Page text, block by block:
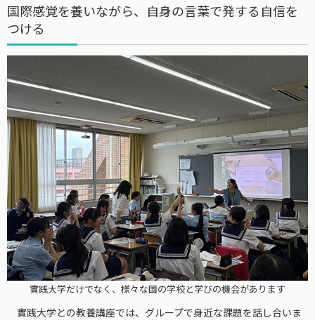
国際感覚を養いながら、自身の言葉で発する自信を
つける
實践大学だけでなく、様々な国の学校と学びの機会があります
實践大学との教養講座では、グループで身近な課題を話し合いま